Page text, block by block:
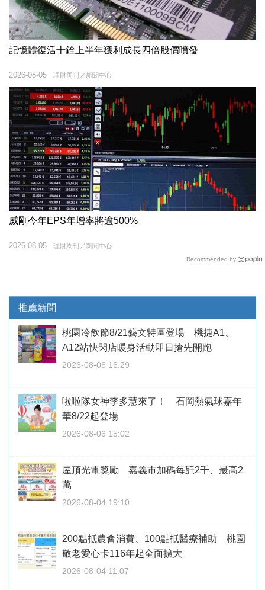
記憶體復活十銓上半年獲利成長四倍股價噴發
理財周刊／新聞中心
2026-08-05
威剛今年EPS年增率將逾500%
理財周刊／新聞中心
2026-08-05
Recommended by
推薦新聞
桃園冷飲節8/21藝文特區登場 機捷A1、
A12站快閃店暖身活動即日搶先開跑
2026-08-06 16:29
啦啦隊女神李多慧來了！ 石岡熱氣球嘉年
華8/22起登場
2026-08-06 15:02
屋頂光電獎勵 嘉義市加碼每瓩2千、最高2
萬
2026-08-04 19:10
200點抵農會消費、100點抵醫療補助 桃園
敬老愛心卡116年起全面擴大
2026-08-04 11:07